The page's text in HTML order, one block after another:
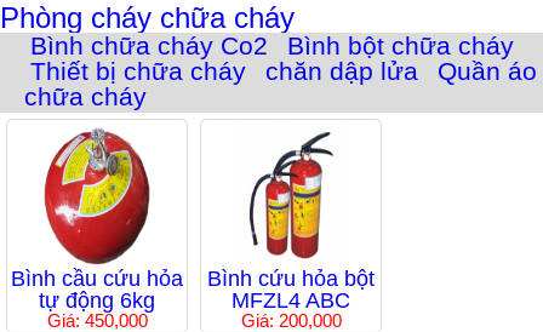
Phòng cháy chữa cháy
Bình chữa cháy Co2
Bình bột chữa cháy
Thiết bị chữa cháy
chăn dập lửa
Quần áo
chữa cháy
Bình cầu cứu hỏa
tự động 6kg
Giá: 450,000
Bình cứu hỏa bột
MFZL4 ABC
Giá: 200,000